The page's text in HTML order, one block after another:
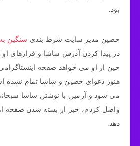
بود.
حصین مدیر سایت شرط بندی سنگین
در پیدا کردن آدرس ساشا و قرارهای
حین از او می خواهد صفحه
هنوز دعوای حصین و ساشا تمام نشده
می شود و آرمین با نوشتن ساشا
واصل کردم، خبر از بسته شدن
دهد.